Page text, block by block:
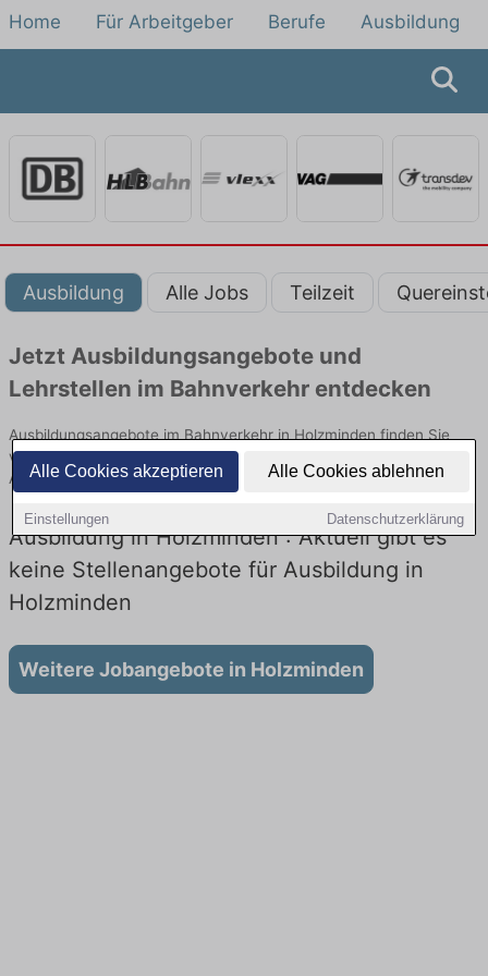
Alle Cookies akzeptieren Alle Cookies ablehnen
Einstellungen Datenschutzerklärung
Home Für Arbeitgeber Berufe Ausbildung
Ausbildung Alle Jobs Teilzeit
Jetzt Ausbildungsangebote und
Lehrstellen im Bahnverkehr entdecken
Ausbildungsangebote im Bahnverkehr in Holzminden finden Sie
von namhaften Firmen. Entdecken Sie freie Optionen von Top-
Arbeitgebern und bewerben Sie sich noch heute.
Ausbildung in Holzminden : Aktuell gibt es
keine Stellenangebote für Ausbildung in
Holzminden
Weitere Jobangebote in Holzminden